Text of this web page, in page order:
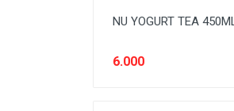
NU YOGURT TEA 450ML
6.000